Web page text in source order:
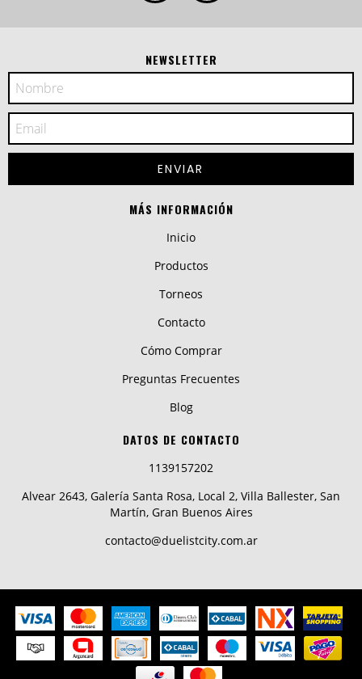
NEWSLETTER
MÁS INFORMACIÓN
Inicio
Productos
Torneos
Contacto
Cómo Comprar
Preguntas Frecuentes
Blog
DATOS DE CONTACTO
1139157202
Alvear 2643, Galería Santa Rosa, Local 2, Villa Ballester, San
Martín, Gran Buenos Aires
contacto@duelistcity.com.ar